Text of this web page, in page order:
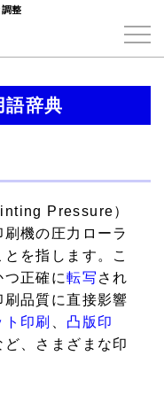
整
語辞典
Pressure）
機の圧力ローラ
を指します。こ
つ正確に転写 され
品質に直接影響
印刷
凸版印
ど、さまざまな印